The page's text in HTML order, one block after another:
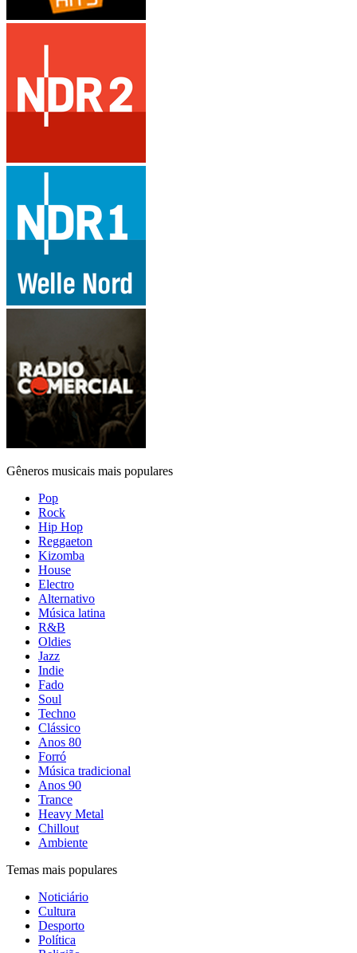
Gêneros musicais mais populares
Pop
Rock
Hip Hop
Reggaeton
Kizomba
House
Electro
Alternativo
Música latina
R&B
Oldies
Jazz
Indie
Fado
Soul
Techno
Clássico
Anos 80
Forró
Música tradicional
Anos 90
Trance
Heavy Metal
Chillout
Ambiente
Temas mais populares
Noticiário
Cultura
Desporto
Política